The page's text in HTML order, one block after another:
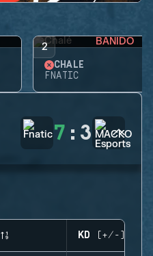
2 BANIDO
CHALÉ
FNATIC
7 : 3
KD (+/-)